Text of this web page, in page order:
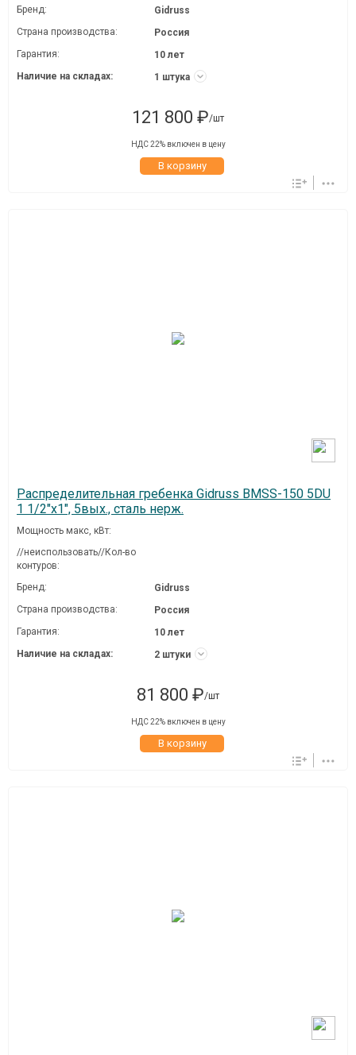
Бренд:
Gidruss
Страна производства:
Россия
Гарантия:
10 лет
Наличие на складах:
1 штука
121 800 ₽/шт
НДС 22% включен в цену
В корзину
Распределительная гребенка Gidruss BMSS-150 5DU
1 1/2"х1", 5вых., сталь нерж.
Мощность макс, кВт:
//неиспользовать//Кол-во
контуров:
Бренд:
Gidruss
Страна производства:
Россия
Гарантия:
10 лет
Наличие на складах:
2 штуки
81 800 ₽/шт
НДС 22% включен в цену
В корзину